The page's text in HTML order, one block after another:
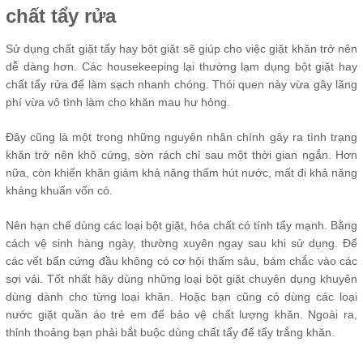
chất tẩy rửa
Sử dụng chất giặt tẩy hay bột giặt sẽ giúp cho việc giặt khăn trở nên
dễ dàng hơn. Các housekeeping lại thường lạm dụng bột giặt hay
chất tẩy rửa để làm sạch nhanh chóng. Thói quen này vừa gây lãng
phí vừa vô tình làm cho khăn mau hư hỏng.
Đây cũng là một trong những nguyên nhân chính gây ra tình trạng
khăn trở nên khô cứng, sờn rách chỉ sau một thời gian ngắn. Hơn
nữa, còn khiến khăn giảm khả năng thấm hút nước, mất đi khả năng
kháng khuẩn vốn có.
Nên hạn chế dùng các loại bột giặt, hóa chất có tính tẩy mạnh. Bằng
cách vệ sinh hàng ngày, thường xuyên ngay sau khi sử dụng. Để
các vết bẩn cứng đầu không có cơ hội thấm sâu, bám chắc vào các
sợi vải. Tốt nhất hãy dùng những loại bột giặt chuyên dụng khuyên
dùng dành cho từng loại khăn. Hoặc bạn cũng có dùng các loại
nước giặt quần áo trẻ em để bảo vệ chất lượng khăn. Ngoài ra,
thỉnh thoảng bạn phải bắt buộc dùng chất tẩy để tẩy trắng khăn.